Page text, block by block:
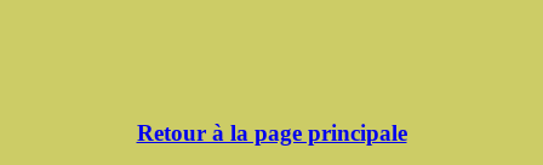
Retour à la page principale